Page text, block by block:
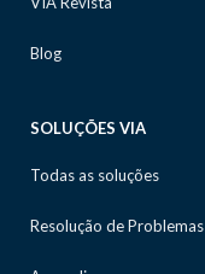
Blog
SOLUÇÕES VIA
Todas as soluções
Resolução de Problemas